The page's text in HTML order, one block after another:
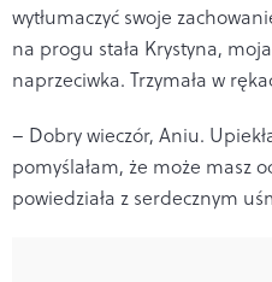
wytłumaczyć swoje
na progu stała Krystyna,
naprzeciwka. Trzymała w
– Dobry wieczór, Aniu.
pomyślałam, że może masz
powiedziała z serdecznym